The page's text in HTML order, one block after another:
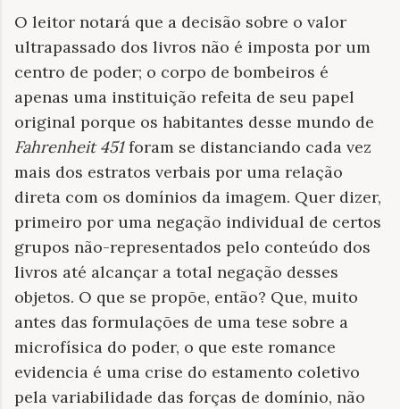
O leitor notará que a decisão sobre o valor
ultrapassado dos livros não é imposta por um
centro de poder; o corpo de bombeiros é
apenas uma instituição refeita de seu papel
original porque os habitantes desse mundo de
Fahrenheit 451foram se distanciando cada vez
mais dos estratos verbais por uma relação
direta com os domínios da imagem. Quer dizer,
primeiro por uma negação individual de certos
grupos não-representados pelo conteúdo dos
livros até alcançar a total negação desses
objetos. O que se propõe, então? Que, muito
antes das formulações de uma tese sobre a
microfísica do poder, o que este romance
evidencia é uma crise do estamento coletivo
pela variabilidade das forças de domínio, não